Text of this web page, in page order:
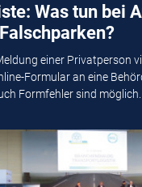
Was tun bei
einer Privatperson
Formular an eine
Formfehler sind möglich.